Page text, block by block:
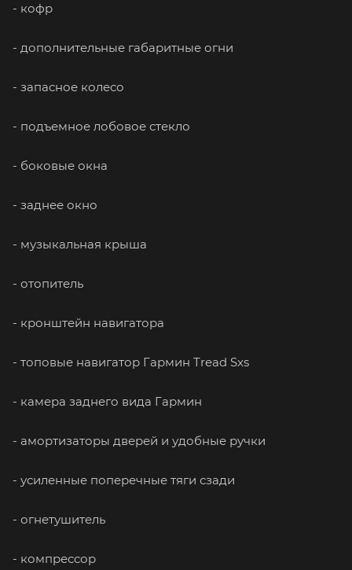
- кофр
- дополнительные габаритные огни
- запасное колесо
- подъемное лобовое стекло
- боковые окна
- заднее окно
- музыкальная крыша
- отопитель
- кронштейн навигатора
- топовые навигатор Гармин Tread Sxs
- камера заднего вида Гармин
- амортизаторы дверей и удобные ручки
- усиленные поперечные тяги сзади
- огнетушитель
- компрессор